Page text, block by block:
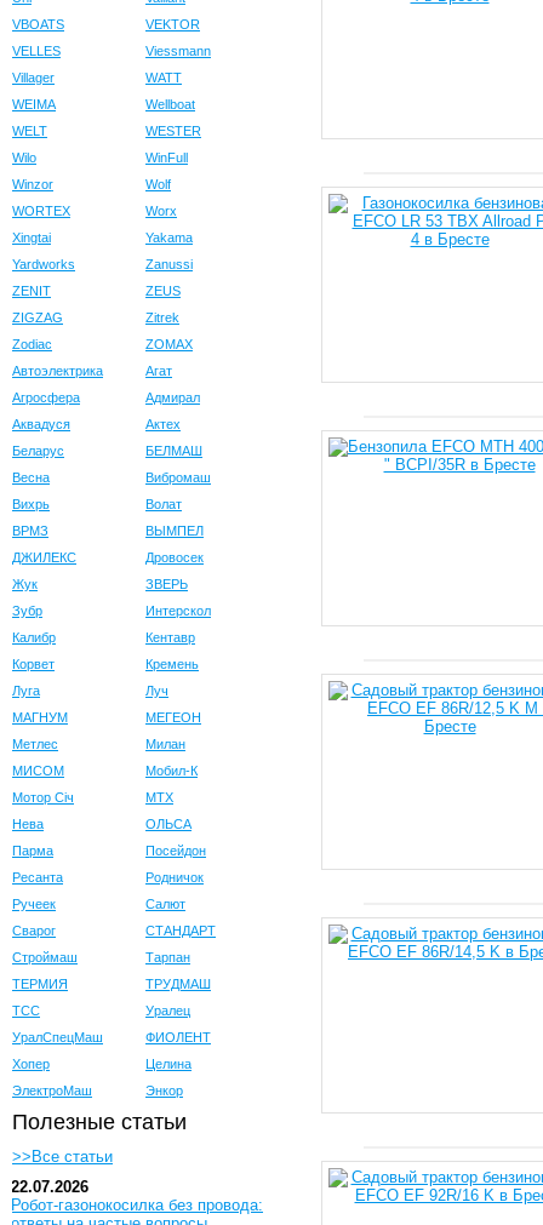
VBOATS
VEKTOR
VELLES
Viessmann
Villager
WATT
WEIMA
Wellboat
WELT
WESTER
Wilo
WinFull
Winzor
Wolf
WORTEX
Worx
Xingtai
Yakama
Yardworks
Zanussi
ZENIT
ZEUS
ZIGZAG
Zitrek
Zodiac
ZOMAX
Автоэлектрика
Агат
Агросфера
Адмирал
Аквадуся
Актех
Беларус
БЕЛМАШ
Весна
Вибромаш
Вихрь
Волат
ВРМЗ
ВЫМПЕЛ
ДЖИЛЕКС
Дровосек
Жук
ЗВЕРЬ
Зубр
Интерскол
Калибр
Кентавр
Корвет
Кремень
Луга
Луч
МАГНУМ
МЕГЕОН
Метлес
Милан
МИСОМ
Мобил-К
Мотор Сiч
МТХ
Нева
ОЛЬСА
Парма
Посейдон
Ресанта
Родничок
Ручеек
Салют
Сварог
СТАНДАРТ
Строймаш
Тарпан
ТЕРМИЯ
ТРУДМАШ
ТСС
Уралец
УралСпецМаш
ФИОЛЕНТ
Хопер
Целина
ЭлектроМаш
Энкор
Полезные статьи
>>Все статьи
22.07.2026
Робот-газонокосилка без провода: